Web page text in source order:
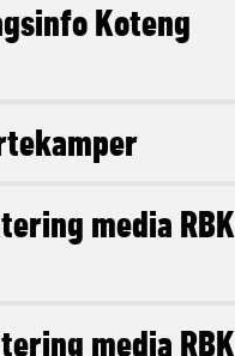
Koteng
media RBK
media RBK